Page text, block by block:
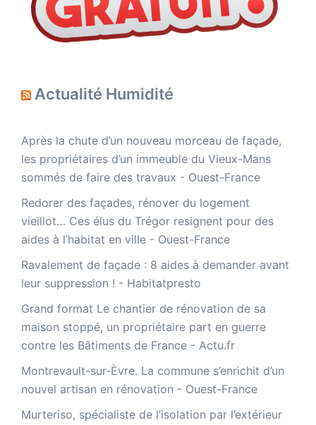
Actualité Humidité
Après la chute d’un nouveau morceau de façade,
les propriétaires d’un immeuble du Vieux-Mans
sommés de faire des travaux - Ouest-France
Redorer des façades, rénover du logement
vieillot… Ces élus du Trégor resignent pour des
aides à l’habitat en ville - Ouest-France
Ravalement de façade : 8 aides à demander avant
leur suppression ! - Habitatpresto
Grand format Le chantier de rénovation de sa
maison stoppé, un propriétaire part en guerre
contre les Bâtiments de France - Actu.fr
Montrevault-sur-Èvre. La commune s’enrichit d’un
nouvel artisan en rénovation - Ouest-France
Murteriso, spécialiste de l’isolation par l’extérieur